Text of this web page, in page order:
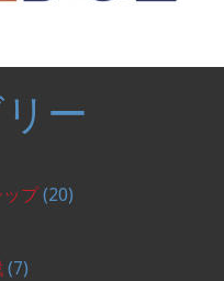
ー
プ(20)
(7)